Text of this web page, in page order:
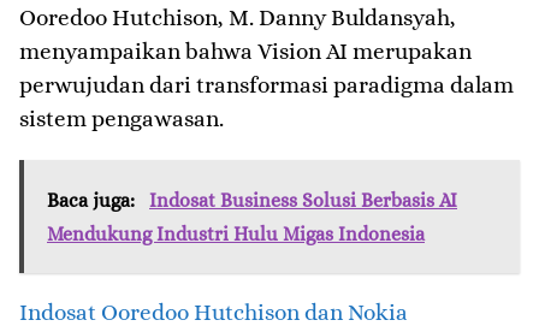
Ooredoo Hutchison, M. Danny Buldansyah,
menyampaikan bahwa Vision AI merupakan
perwujudan dari transformasi paradigma dalam
sistem pengawasan.
Baca juga:
Indosat Business Solusi Berbasis AI
Mendukung Industri Hulu Migas Indonesia
Indosat Ooredoo Hutchison dan Nokia